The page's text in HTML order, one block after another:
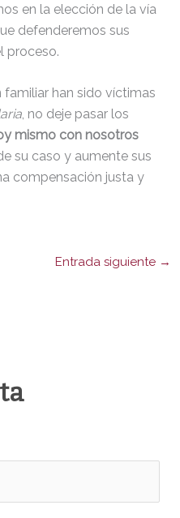
en la elección de la vía
defenderemos sus
proceso.
han sido víctimas
, no deje pasar los
mismo con nosotros
su caso y aumente sus
compensación justa y
Entrada siguiente →